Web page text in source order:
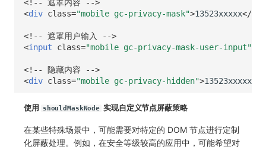
<!-- 遮罩内容 -->
<div class="mobile gc-privacy-mask">13523xxxxx</
<!-- 遮罩用户输入 -->
<input class="mobile gc-privacy-mask-user-input"
<!-- 隐藏内容 -->
<div class="mobile gc-privacy-hidden">13523xxxxx
使用 shouldMaskNode 实现自定义节点屏蔽策略
在某些特殊场景中，可能需要对特定的 DOM 节点进行定制
化屏蔽处理。例如，在安全等级较高的应用中，可能希望对